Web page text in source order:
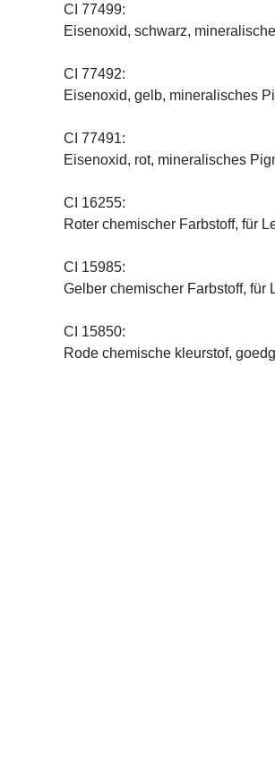
CI 77499:
Eisenoxid, schwarz,
CI 77492:
Eisenoxid, gelb, mineralisches
CI 77491:
Eisenoxid, rot, mineralisches
CI 16255:
Roter chemischer Farbstoff, für
CI 15985:
Gelber chemischer Farbstoff, für
CI 15850:
Rode chemische kleurstof,